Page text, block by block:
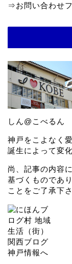
⇒お問い合わせ
しん@こべるん
神戸をこよなく
誕生によって変
尚、記事の内容
基づくものであ
ことをご了承下さ